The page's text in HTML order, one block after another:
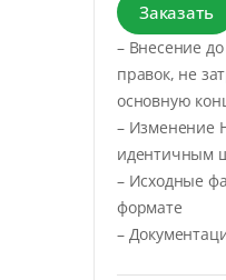
Заказать
– Внесение
правок, не
основную
– Изменение
идентичным
– Исходные
формате
–